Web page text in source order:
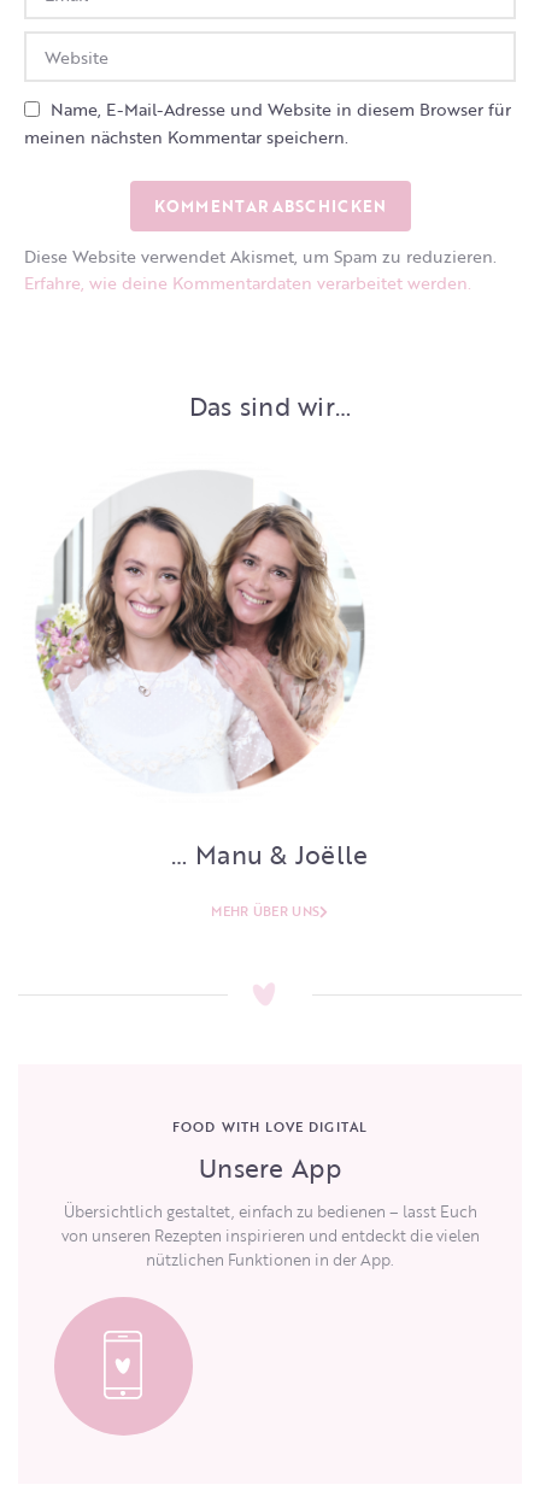
Name, E-Mail-Adresse und Website in diesem Browser für
meinen nächsten Kommentar speichern.
Diese Website verwendet Akismet, um Spam zu reduzieren.
Erfahre, wie deine Kommentardaten verarbeitet werden.
Das sind wir…
… Manu & Joëlle
MEHR ÜBER UNS
FOOD WITH LOVE DIGITAL
Unsere App
Übersichtlich gestaltet, einfach zu bedienen – lasst Euch
von unseren Rezepten inspirieren und entdeckt die vielen
nützlichen Funktionen in der App.